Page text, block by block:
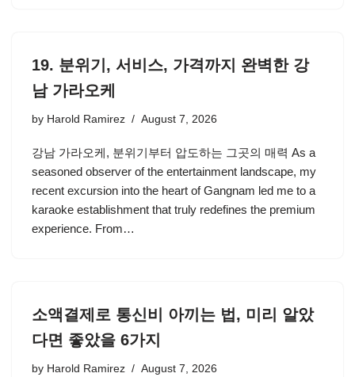
19. 분위기, 서비스, 가격까지 완벽한 강
남 가라오케
by Harold Ramirez August 7, 2026
강남 가라오케, 분위기부터 압도하는 그곳의 매력 As a
seasoned observer of the entertainment landscape, my
recent excursion into the heart of Gangnam led me to a
karaoke establishment that truly redefines the premium
experience. From…
소액결제로 통신비 아끼는 법, 미리 알았
다면 좋았을 6가지
by Harold Ramirez August 7, 2026